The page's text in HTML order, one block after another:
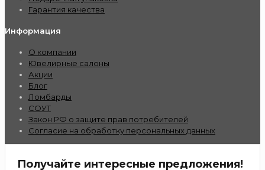
Гарантия качества
Информация
О компании
Ювелирные салоны
Акции
Блог
Ломбарды
СОУТ
Закон РФ о защите прав потребителей
Согласие на обработку персональных данных
Получайте интересные предложения!